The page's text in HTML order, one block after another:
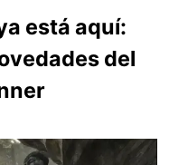
está aquí:
del